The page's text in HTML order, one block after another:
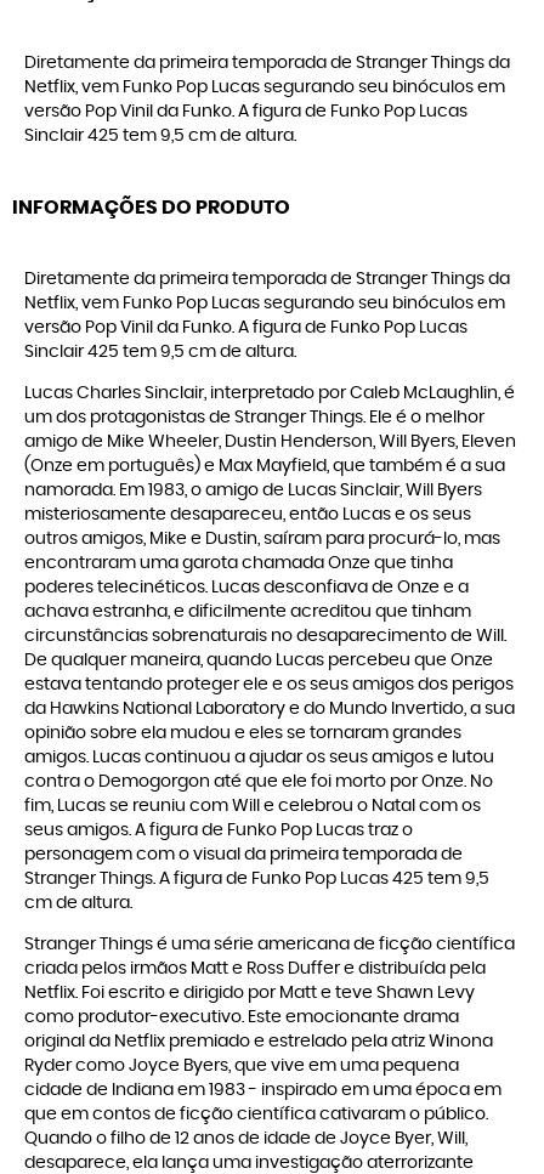
Diretamente da primeira temporada de Stranger Things da
Netflix, vem Funko Pop Lucas segurando seu binóculos em
versão Pop Vinil da Funko. A figura de Funko Pop Lucas
Sinclair 425 tem 9,5 cm de altura.
INFORMAÇÕES DO PRODUTO
Diretamente da primeira temporada de Stranger Things da
Netflix, vem Funko Pop Lucas segurando seu binóculos em
versão Pop Vinil da Funko. A figura de Funko Pop Lucas
Sinclair 425 tem 9,5 cm de altura.
Lucas Charles Sinclair, interpretado por Caleb McLaughlin, é
um dos protagonistas de Stranger Things. Ele é o melhor
amigo de Mike Wheeler, Dustin Henderson, Will Byers, Eleven
(Onze em português) e Max Mayfield, que também é a sua
namorada. Em 1983, o amigo de Lucas Sinclair, Will Byers
misteriosamente desapareceu, então Lucas e os seus
outros amigos, Mike e Dustin, saíram para procurá-lo, mas
encontraram uma garota chamada Onze que tinha
poderes telecinéticos. Lucas desconfiava de Onze e a
achava estranha, e dificilmente acreditou que tinham
circunstâncias sobrenaturais no desaparecimento de Will.
De qualquer maneira, quando Lucas percebeu que Onze
estava tentando proteger ele e os seus amigos dos perigos
da Hawkins National Laboratory e do Mundo Invertido, a sua
opinião sobre ela mudou e eles se tornaram grandes
amigos. Lucas continuou a ajudar os seus amigos e lutou
contra o Demogorgon até que ele foi morto por Onze. No
fim, Lucas se reuniu com Will e celebrou o Natal com os
seus amigos. A figura de Funko Pop Lucas traz o
personagem com o visual da primeira temporada de
Stranger Things. A figura de Funko Pop Lucas 425 tem 9,5
cm de altura.
Stranger Things é uma série americana de ficção científica
criada pelos irmãos Matt e Ross Duffer e distribuída pela
Netflix. Foi escrito e dirigido por Matt e teve Shawn Levy
como produtor-executivo. Este emocionante drama
original da Netflix premiado e estrelado pela atriz Winona
Ryder como Joyce Byers, que vive em uma pequena
cidade de Indiana em 1983 - inspirado em uma época em
que em contos de ficção científica cativaram o público.
Quando o filho de 12 anos de idade de Joyce Byer, Will,
desaparece, ela lança uma investigação aterrorizante